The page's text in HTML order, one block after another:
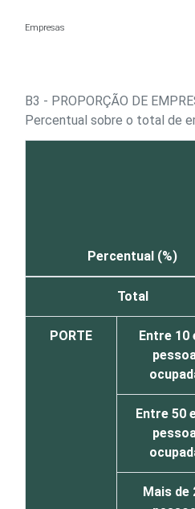
Empresas
B3 - PROPORÇÃO DE
Percentual sobre o total de
Percentual (%)
Total
PORTE
Entre 10
Entre 50
Mais de